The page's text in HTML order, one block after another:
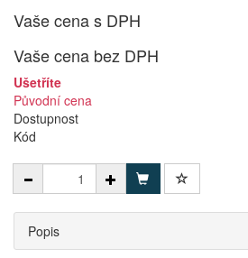
Vaše cena s DPH
Vaše cena bez DPH
Ušetříte
Původní cena
Dostupnost
Kód
Popis